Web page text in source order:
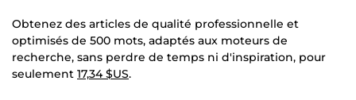
Obtenez des articles de qualité professionnelle et
optimisés de 500 mots, adaptés aux moteurs de
recherche, sans perdre de temps ni d'inspiration, pour
seulement 17,34 $US.